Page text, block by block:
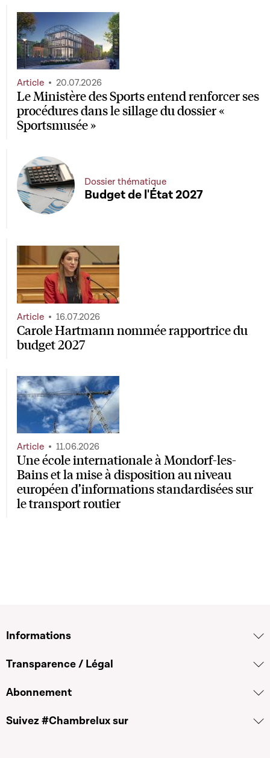
Le Ministère des Sports entend renforcer ses
procédures dans le sillage du dossier «
Sportsmusée »
Article 20.07.2026
Budget de l'État 2027
Dossier thématique
Carole Hartmann nommée rapportrice du
budget 2027
Article 16.07.2026
Une école internationale à Mondorf-les-
Bains et la mise à disposition au niveau
européen d’informations standardisées sur
le transport routier
Article 11.06.2026
Informations
Transparence / Légal
Abonnement
Suivez #Chambrelux sur